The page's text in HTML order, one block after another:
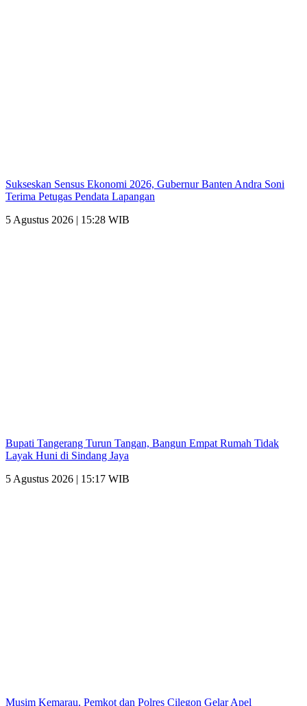
Sukseskan Sensus Ekonomi 2026, Gubernur Banten Andra Soni
Terima Petugas Pendata Lapangan
5 Agustus 2026 | 15:28 WIB
Bupati Tangerang Turun Tangan, Bangun Empat Rumah Tidak
Layak Huni di Sindang Jaya
5 Agustus 2026 | 15:17 WIB
Musim Kemarau, Pemkot dan Polres Cilegon Gelar Apel